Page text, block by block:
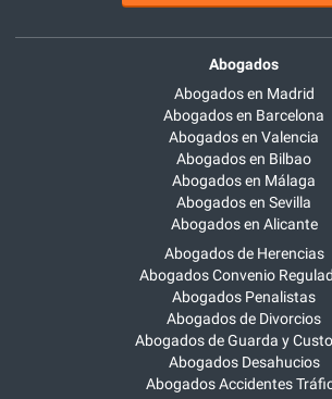
Abogados
Abogados en Madrid
Abogados en Barcelona
Abogados en Valencia
Abogados en Bilbao
Abogados en Málaga
Abogados en Sevilla
Abogados en Alicante
Abogados de Herencias
Abogados Convenio
Abogados Penalistas
Abogados de Divorcios
Abogados de Guarda y
Abogados Desahucios
Abogados Accidentes